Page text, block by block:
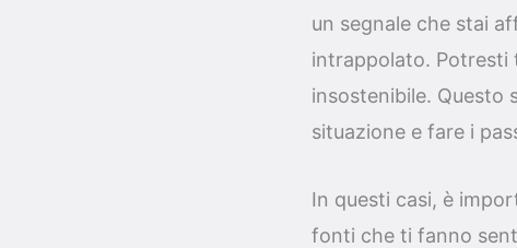
un segnale che stai
intrappolato. Potresti
insostenibile. Questo
situazione e fare i
In questi casi, è
fonti che ti fanno